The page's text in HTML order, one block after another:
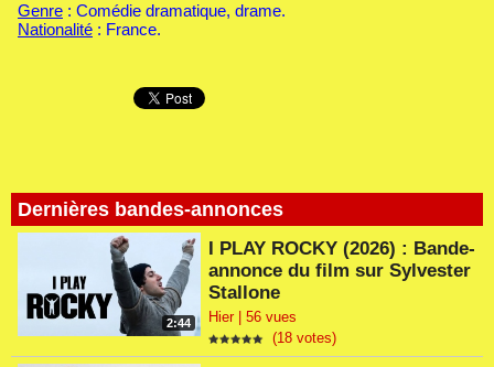
Dernières bandes-annonces
2:44
I PLAY ROCKY (2026) : Bande-
annonce du film sur Sylvester
Stallone
Hier | 56 vues
(18 votes)
Genre : Comédie dramatique, drame.
Nationalité : France.